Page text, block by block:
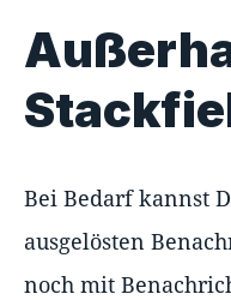
Bei Bedarf kannst
ausgelösten
noch mit